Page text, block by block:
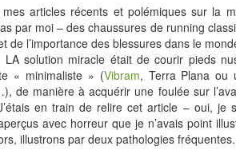
mes articles récents et polémiques sur la
par moi – des chaussures de running
de l’importance des blessures dans le
LA solution miracle était de courir pieds
« minimaliste » (Vibram, Terra Plana ou
de manière à acquérir une foulée sur
en train de relire cet article – oui, je
avec horreur que je n’avais point
illustrons par deux pathologies fréquentes.